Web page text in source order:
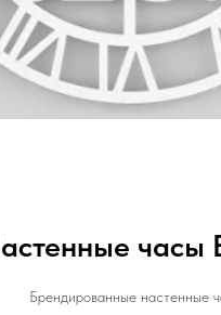
часы
Брендированные настенные